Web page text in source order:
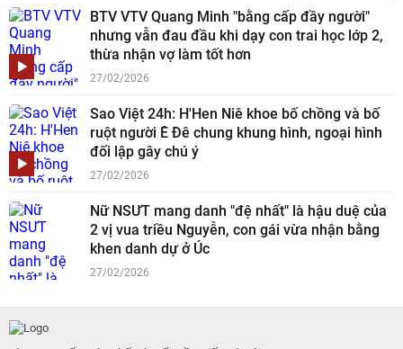
BTV VTV Quang Minh "bằng cấp đầy người"
nhưng vẫn đau đầu khi dạy con trai học lớp 2,
thừa nhận vợ làm tốt hơn
27/02/2026
Sao Việt 24h: H'Hen Niê khoe bố chồng và bố
ruột người Ê Đê chung khung hình, ngoại hình
đối lập gây chú ý
27/02/2026
Nữ NSƯT mang danh "đệ nhất" là hậu duệ của
2 vị vua triều Nguyễn, con gái vừa nhận bằng
khen danh dự ở Úc
27/02/2026